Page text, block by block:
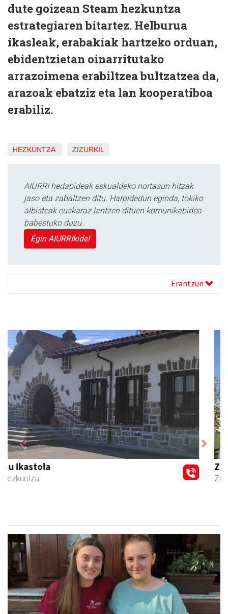
dute goizean Steam hezkuntza
estrategiaren bitartez. Helburua
ikasleak, erabakiak hartzeko orduan,
ebidentzietan oinarritutako
arrazoimena erabiltzea bultzatzea da,
arazoak ebatziz eta lan kooperatiboa
erabiliz.
HEZKUNTZA ZIZURKIL
AIURRI hedabideak eskualdeko nortasun hitzak
jaso eta zabaltzen ditu. Harpidedun eginda, tokiko
albisteak euskaraz lantzen dituen komunikabidea
babestuko duzu.
Egin AIURRIkide!
Erantzun
Zizurkilgo Udala
Zizurkil - Udaletxeak
Previous Next